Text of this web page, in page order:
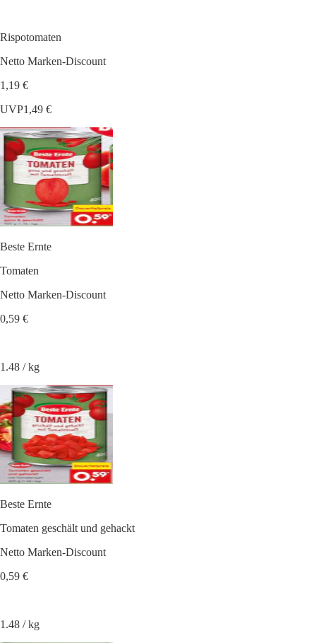
Rispotomaten
Netto Marken-Discount
1,19 €
UVP1,49 €
Beste Ernte
Tomaten
Netto Marken-Discount
0,59 €
1.48 / kg
Beste Ernte
Tomaten geschält und gehackt
Netto Marken-Discount
0,59 €
1.48 / kg